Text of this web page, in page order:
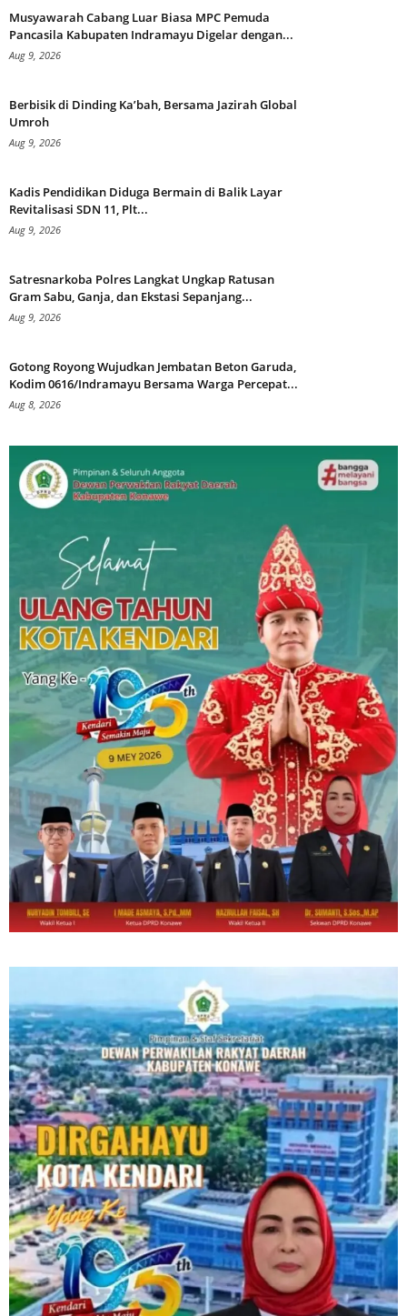
Musyawarah Cabang Luar Biasa MPC Pemuda
Pancasila Kabupaten Indramayu Digelar dengan...
Aug 9, 2026
Berbisik di Dinding Ka’bah, Bersama Jazirah Global
Umroh
Aug 9, 2026
Kadis Pendidikan Diduga Bermain di Balik Layar
Revitalisasi SDN 11, Plt...
Aug 9, 2026
Satresnarkoba Polres Langkat Ungkap Ratusan
Gram Sabu, Ganja, dan Ekstasi Sepanjang...
Aug 9, 2026
Gotong Royong Wujudkan Jembatan Beton Garuda,
Kodim 0616/Indramayu Bersama Warga Percepat...
Aug 8, 2026